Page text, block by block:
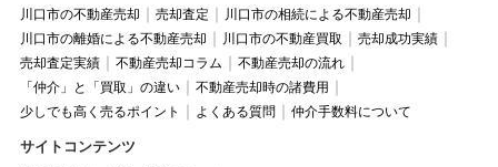
川口市の不動産売却 売却査定
川口市の相続による不動産売却
川口市の離婚による不動産売却
川口市の不動産買取
売却成功実績
売却査定実績
不動産売却コラム
不動産売却の流れ
「仲介」と「買取」の違い
不動産売却時の諸費用
少しでも高く売るポイント
よくある質問 仲介手数料について
サイトコンテンツ